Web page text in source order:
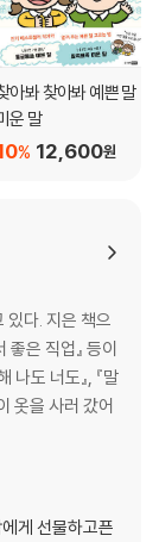
아봐 찾아봐 예쁜 말
운 말
12,600원
%
있다. 지은 책으
좋은 직업』 등이
나도 너도』, 『말
옷을 사러 갔어
게 선물하고픈